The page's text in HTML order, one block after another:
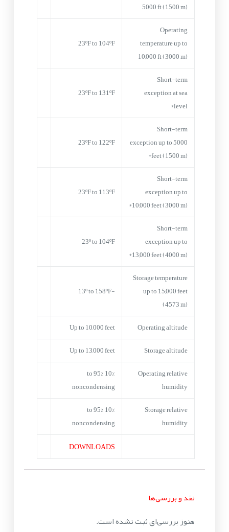
5000 ft (1500 m)
Operating
temperature up to
10,000 ft (3000 m)
23ºF to 104ºF
Short-term
exception at sea
level*
23ºF to 131ºF
Short-term
exception up to 5000
feet (1500 m)*
23ºF to 122ºF
Short-term
exception up to
10,000 feet (3000 m)*
23ºF to 113ºF
Short-term
exception up to
13,000 feet (4000 m)*
23º to 104ºF
Storage temperature
up to 15,000 feet
(4573 m)
-13º to 158ºF
Operating altitude
Up to 10,000 feet
Storage altitude
Up to 13,000 feet
Operating relative
humidity
10% to 95%
noncondensing
Storage relative
humidity
10% to 95%
noncondensing
DOWNLOADS
نقد و بررسی‌ها
هنوز بررسی‌ای ثبت نشده است.